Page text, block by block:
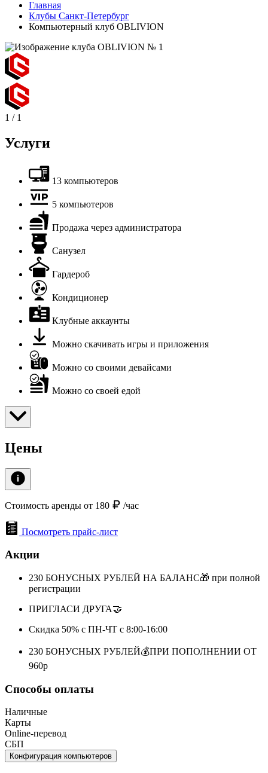
Главная
Клубы Санкт-Петербург
Компьютерный клуб OBLIVION
1 / 1
Услуги
13 компьютеров
5 компьютеров
Продажа через администратора
Санузел
Гардероб
Кондиционер
Клубные аккаунты
Можно скачивать игры и приложения
Можно со своими девайсами
Можно со своей едой
Цены
Стоимость аренды от 180 /час
Посмотреть прайс-лист
Акции
230 БОНУСНЫХ РУБЛЕЙ НА БАЛАНС🎁 при полной
регистрации
ПРИГЛАСИ ДРУГА🤝
Скидка 50% с ПН-ЧТ с 8:00-16:00
230 БОНУСНЫХ РУБЛЕЙ💰ПРИ ПОПОЛНЕНИИ ОТ
960р
Способы оплаты
Наличные
Карты
Online-перевод
СБП
Конфигурация компьютеров